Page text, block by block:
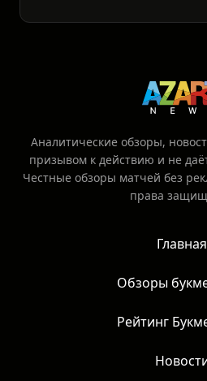
Аналитические обзоры,
призывом к действию и не
Честные обзоры матчей без
права
Главная
Обзоры
Рейтинг